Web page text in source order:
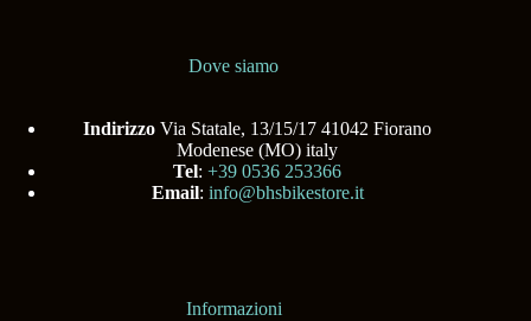
Dove siamo
Indirizzo Via Statale, 13/15/17 41042 Fiorano
Modenese (MO) italy
Tel:+39 0536 253366
Email: info@bhsbikestore.it
Informazioni